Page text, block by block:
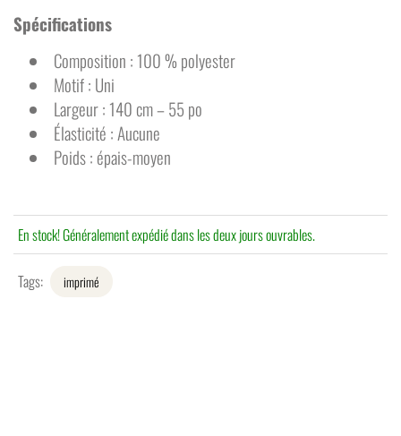
Spécifications
Composition : 100 % polyester
Motif : Uni
Largeur : 140 cm – 55 po
Élasticité : Aucune
Poids : épais-moyen
En stock! Généralement expédié dans les deux jours ouvrables.
Tags: imprimé